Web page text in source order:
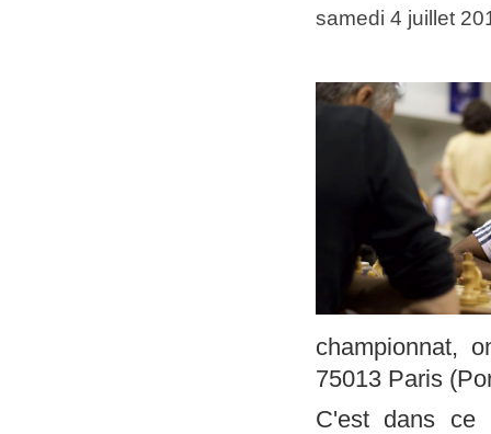
samedi 4 juillet
championnat,
75013 Paris
C'est dans ce